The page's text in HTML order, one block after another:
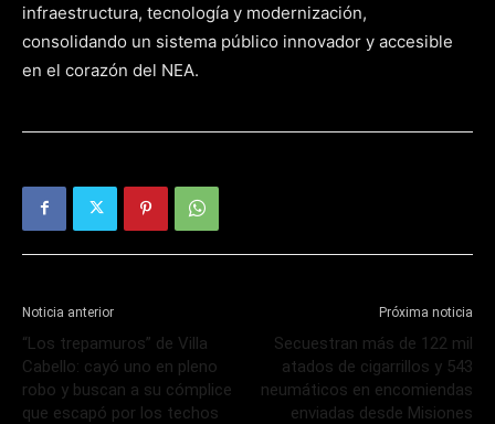
infraestructura, tecnología y modernización,
consolidando un sistema público innovador y accesible
en el corazón del NEA.
Noticia anterior
“Los trepamuros” de Villa
Cabello: cayó uno en pleno
robo y buscan a su cómplice
que escapó por los techos
Próxima noticia
Secuestran más de 122 mil
atados de cigarrillos y 543
neumáticos en encomiendas
enviadas desde Misiones